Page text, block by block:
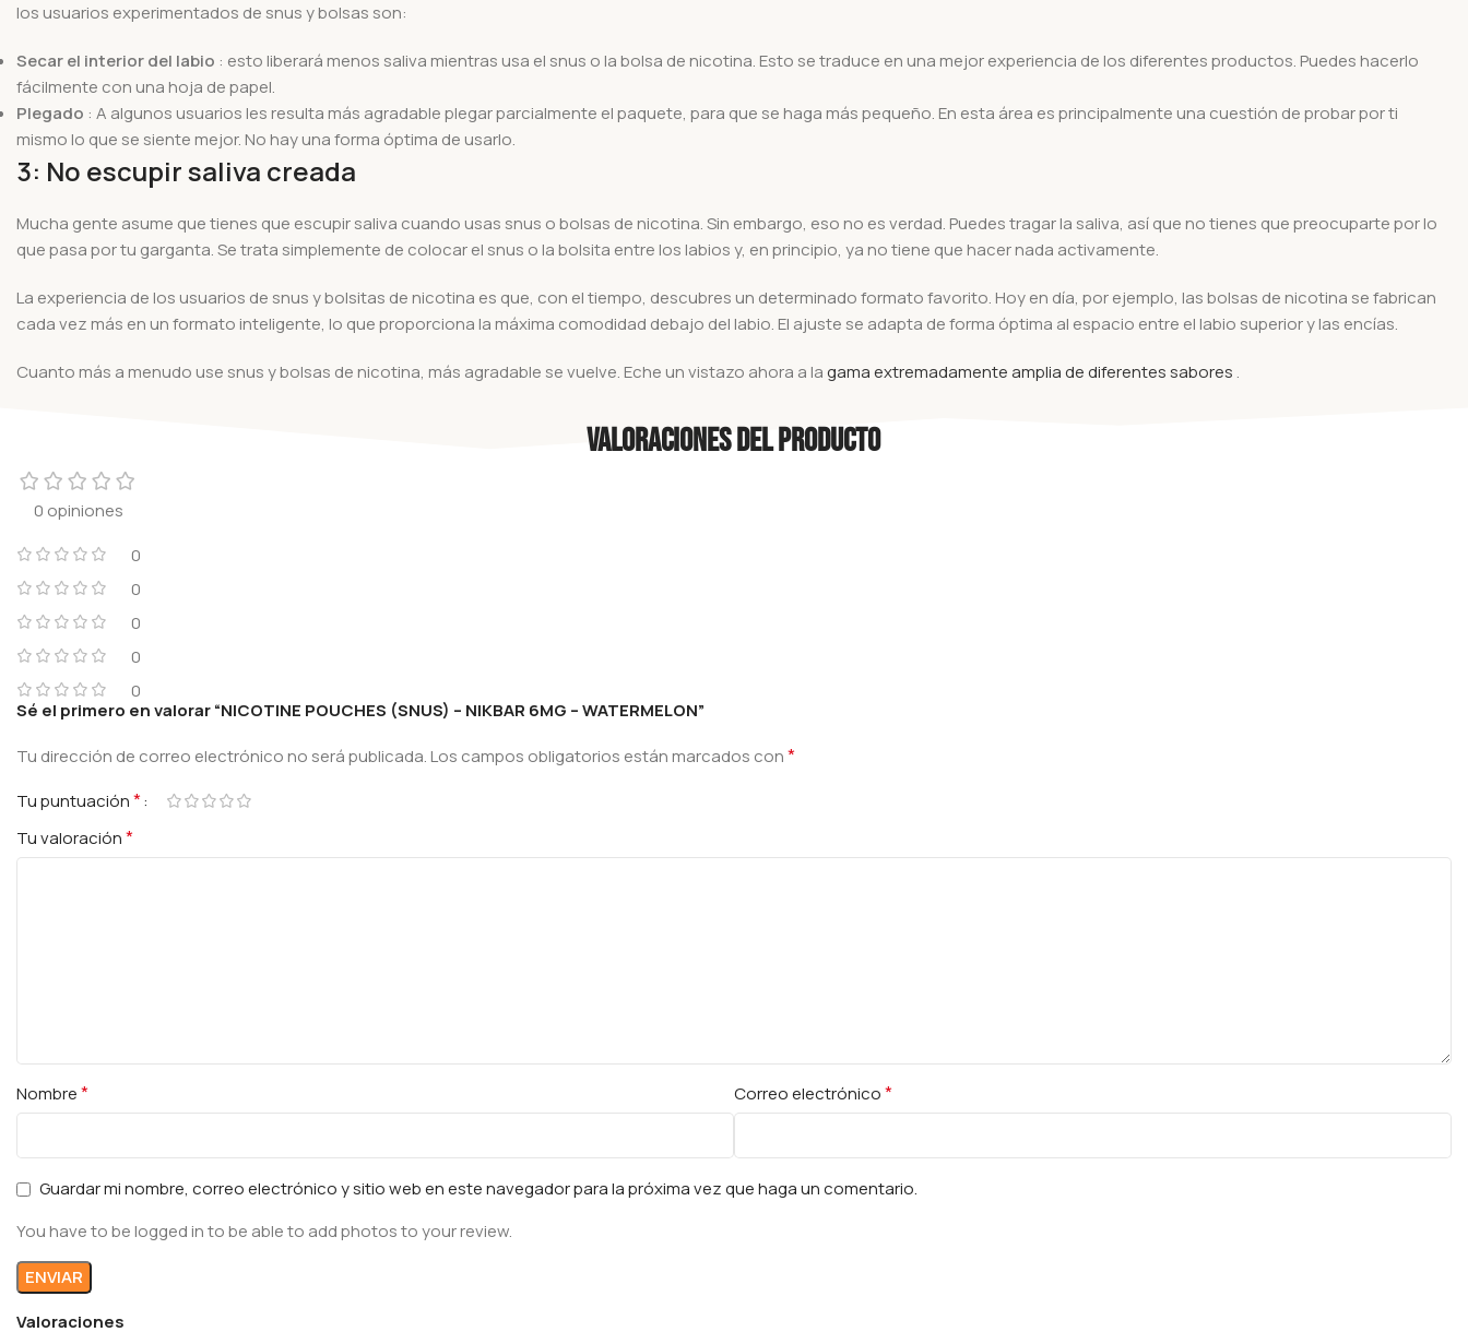
los usuarios experimentados de snus y bolsas son:
Secar el interior del labio : esto liberará menos saliva mientras usa el snus o la bolsa de nicotina. Esto se traduce en una mejor experiencia de los diferentes productos. Puedes hacerlo
fácilmente con una hoja de papel.
Plegado : A algunos usuarios les resulta más agradable plegar parcialmente el paquete, para que se haga más pequeño. En esta área es principalmente una cuestión de probar por ti
mismo lo que se siente mejor. No hay una forma óptima de usarlo.
3: No escupir saliva creada
Mucha gente asume que tienes que escupir saliva cuando usas snus o bolsas de nicotina. Sin embargo, eso no es verdad. Puedes tragar la saliva, así que no tienes que preocuparte por lo
que pasa por tu garganta. Se trata simplemente de colocar el snus o la bolsita entre los labios y, en principio, ya no tiene que hacer nada activamente.
La experiencia de los usuarios de snus y bolsitas de nicotina es que, con el tiempo, descubres un determinado formato favorito. Hoy en día, por ejemplo, las bolsas de nicotina se fabrican
cada vez más en un formato inteligente, lo que proporciona la máxima comodidad debajo del labio. El ajuste se adapta de forma óptima al espacio entre el labio superior y las encías.
Cuanto más a menudo use snus y bolsas de nicotina, más agradable se vuelve. Eche un vistazo ahora a lagama extremadamente amplia de diferentes sabores .
Valoraciones del producto
0 opiniones
0
0
0
0
0
Valoraciones
Sé el primero en valorar “NICOTINE POUCHES (SNUS) – NIKBAR 6MG – WATERMELON”
Tu dirección de correo electrónico no será publicada.Los campos obligatorios están marcados con*
Tu puntuación*
Tu valoración*
Nombre* Correo electrónico*
Guardar mi nombre, correo electrónico y sitio web en este navegador para la próxima vez que haga un comentario.
You have to be logged in to be able to add photos to your review.